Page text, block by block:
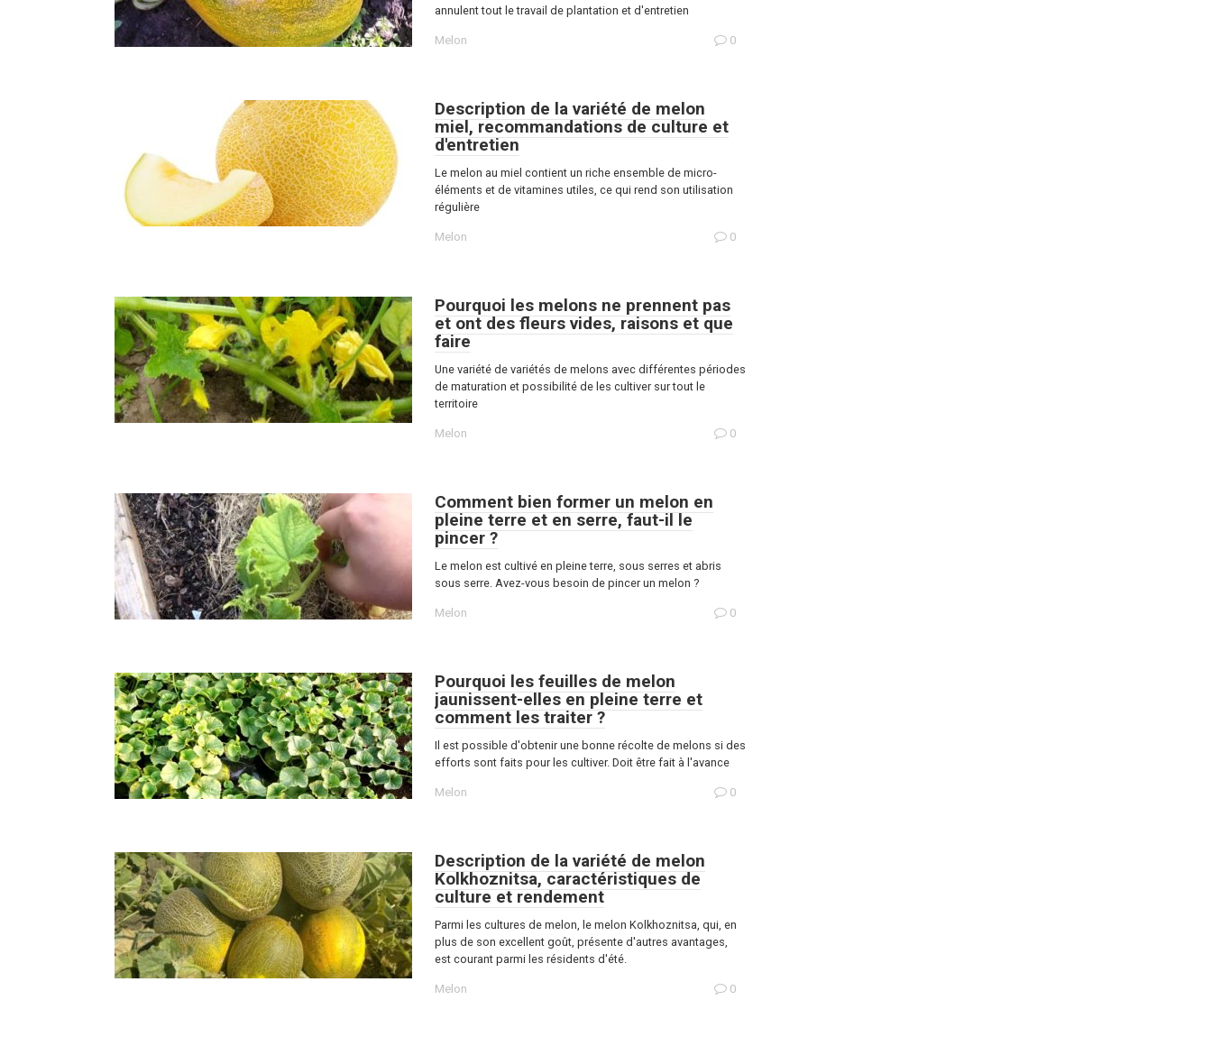
annulent tout le travail de plantation et d'entretien
Melon 0
Description de la variété de melon
miel, recommandations de culture et
d'entretien
Le melon au miel contient un riche ensemble de micro-
éléments et de vitamines utiles, ce qui rend son utilisation
régulière
Melon 0
Pourquoi les melons ne prennent pas
et ont des fleurs vides, raisons et que
faire
Une variété de variétés de melons avec différentes périodes
de maturation et possibilité de les cultiver sur tout le
territoire
Melon 0
Comment bien former un melon en
pleine terre et en serre, faut-il le
pincer ?
Le melon est cultivé en pleine terre, sous serres et abris
sous serre. Avez-vous besoin de pincer un melon ?
Melon 0
Pourquoi les feuilles de melon
jaunissent-elles en pleine terre et
comment les traiter ?
Il est possible d'obtenir une bonne récolte de melons si des
efforts sont faits pour les cultiver. Doit être fait à l'avance
Melon 0
Description de la variété de melon
Kolkhoznitsa, caractéristiques de
culture et rendement
Parmi les cultures de melon, le melon Kolkhoznitsa, qui, en
plus de son excellent goût, présente d'autres avantages,
est courant parmi les résidents d'été.
Melon 0